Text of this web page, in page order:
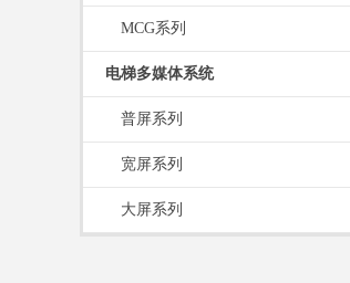
MCG系列
电梯多媒体系统
普屏系列
宽屏系列
大屏系列